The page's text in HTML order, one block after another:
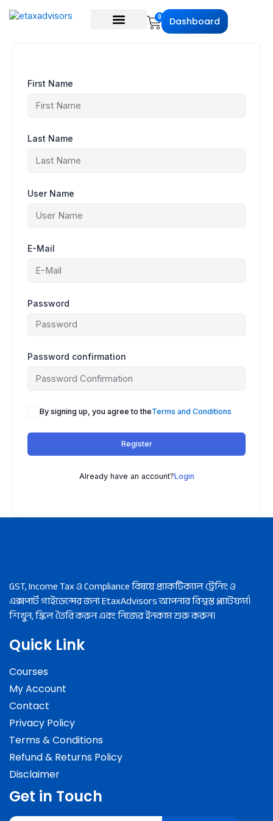
0
CartDashboard
First Name
Last Name
User Name
E-Mail
Password
Password confirmation
By signing up, you agree to theTerms and Conditions
Register
Already have an account?Login
GST, Income Tax ও Compliance বিষয়ে প্র্যাকটিক্যাল ট্রেনিং ও
এক্সপার্ট গাইডেন্সের জন্য EtaxAdvisors আপনার বিশ্বস্ত প্ল্যাটফর্ম।
শিখুন, স্কিল তৈরি করুন এবং নিজের ইনকাম শুরু করুন।
Quick Link
Courses
My Account
Contact
Privacy Policy
Terms & Conditions
Refund & Returns Policy
Disclaimer
Get in Touch